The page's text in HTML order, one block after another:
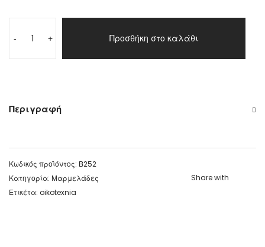
- + Προσθήκη στο καλάθι
Περιγραφή
Κωδικός προϊόντος: Β252
Κατηγορία: Μαρμελάδες
Ετικέτα: oikotexnia
Share with